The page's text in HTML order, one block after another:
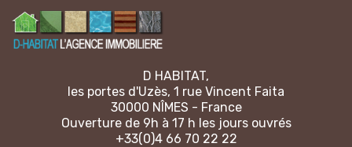
D HABITAT,
les portes d'Uzès, 1 rue Vincent Faita
30000 NÎMES - France
Ouverture de 9h à 17 h les jours ouvrés
+33(0)4 66 70 22 22